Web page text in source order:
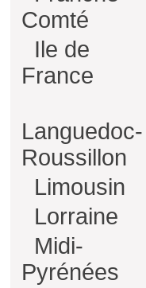
Comté
Ile de
France
Languedoc-
Roussillon
Limousin
Lorraine
Midi-
Pyrénées